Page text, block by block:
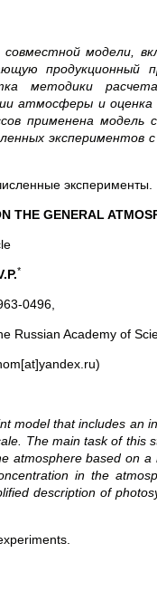
модели,
продукционный
методики
атмосферы и оценка
применена
экспериментов
эксперименты.
THE GENERAL
*
0496,
Russian Academy of
model that includes an
The main task of this
atmosphere based on
in the
description of